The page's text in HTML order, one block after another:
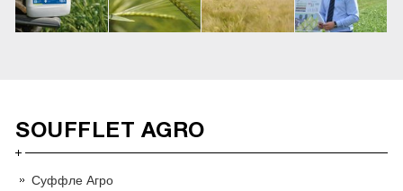
SOUFFLET AGRO
Суффле Агро